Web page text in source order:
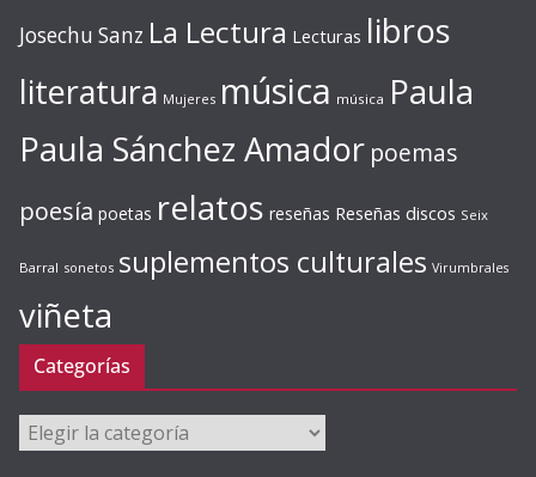
Josechu Sanz La Lectura Lecturas libros
literatura Mujeres música música Paula
Paula Sánchez Amador poemas
poesía poetas relatos reseñas Reseñas discos Seix
Barral sonetos suplementos culturales Virumbrales
viñeta
Categorías
Categorías